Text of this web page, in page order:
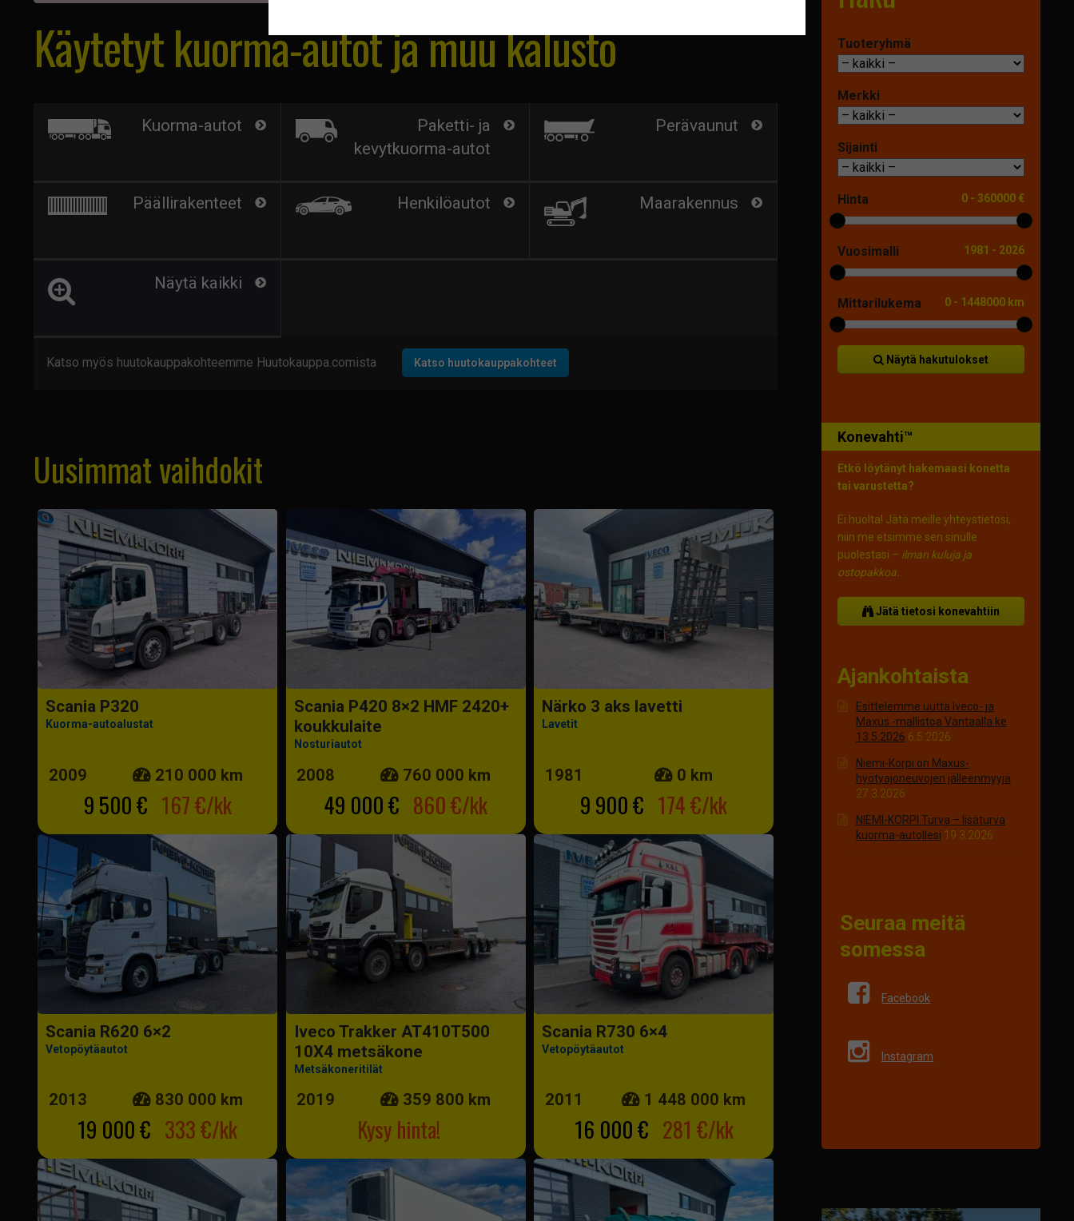
Käytetyt kuorma-autot ja muu kalusto
Kuorma-autot
Paketti- ja
kevytkuorma-autot
Perävaunut
Päällirakenteet Henkilöautot Maarakennus
Näytä kaikki
Katso myös huutokauppakohteemme Huutokauppa.comista Katso huutokauppakohteet
Uusimmat vaihdokit
Scania P320
Kuorma-autoalustat
2009 210 000 km
9 500 € 167 €/kk
Scania P420 8×2 HMF 2420+
koukkulaite
Nosturiautot
2008 760 000 km
49 000 € 860 €/kk
Närko 3 aks lavetti
Lavetit
1981 0 km
9 900 € 174 €/kk
Scania R620 6×2
Vetopöytäautot
2013 830 000 km
19 000 € 333 €/kk
Iveco Trakker AT410T500
10X4 metsäkone
Metsäkoneritilät
2019 359 800 km
Kysy hinta!
Scania R730 6×4
Vetopöytäautot
2011 1 448 000 km
16 000 € 281 €/kk
Tuoteryhmä
Merkki
Sijainti
0 -360000 €
Hinta
1981 - 2026
Vuosimalli
0 - 1448000 km
Mittarilukema
Näytä hakutulokset
Konevahti™
Etkö löytänyt hakemaasi konetta
tai varustetta?
Ei huolta! Jätä meille yhteystietosi,
niin me etsimme sen sinulle
puolestasi – ilman kuluja ja
ostopakkoa.
Jätä tietosi konevahtiin
Ajankohtaista
Esittelemme uutta Iveco- ja
Maxus -mallistoa Vantaalla ke
13.5.2026 6.5.2026
Niemi-Korpi on Maxus-
hyötyajoneuvojen jälleenmyyjä
27.3.2026
NIEMI-KORPI Turva – lisäturva
kuorma-autollesi 19.3.2026
Seuraa meitä
somessa
Facebook
Instagram